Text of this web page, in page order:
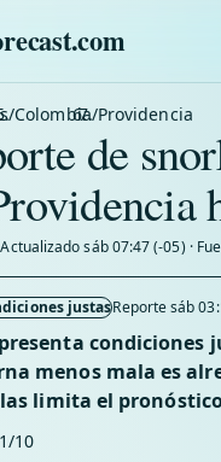
.com
/Colombia/Providencia
de
sáb 07:47 (-05) ·
justasReporte sáb
condiciones
menos mala es
limita el
10